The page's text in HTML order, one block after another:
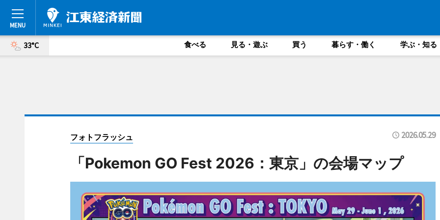
33°C 食べる 見る・遊ぶ 買う 暮らす・働く 学ぶ・知る
フォトフラッシュ 2026.05.29
「Pokemon GO Fest 2026：東京」の会場マップ